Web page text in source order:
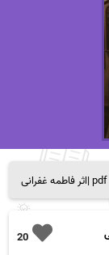
20